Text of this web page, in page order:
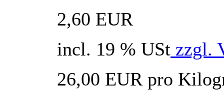
2,60 EUR
incl. 19 % USt zzgl.
26,00 EUR pro